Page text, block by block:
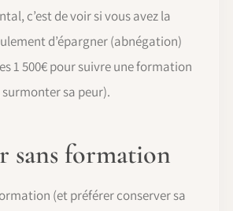
c’est de voir si vous avez la
d’épargner (abnégation)
1 500€ pour suivre une formation
sa peur).
sans formation
(et préférer conserver sa